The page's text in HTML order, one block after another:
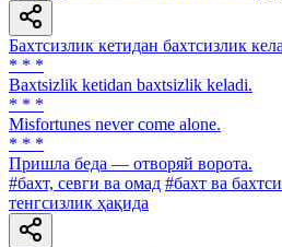
Бахтсизлик кетидан бахтсизлик
* * *
Baxtsizlik ketidan baxtsizlik keladi.
* * *
Misfortunes never come alone.
* * *
Пришла беда — отворяй ворота.
#бахт, севги ва омад #бахт ва
тенгсизлик ҳақида